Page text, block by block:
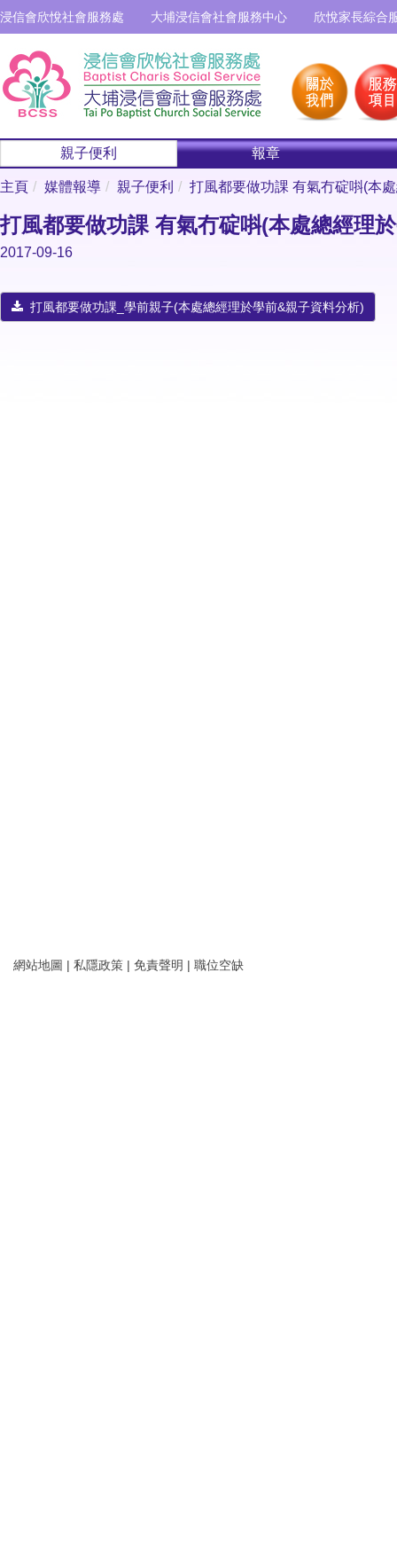
浸信會欣悅社會服務處 大埔浸信會社會服務中心 欣悅家長綜合
親子便利 報章
主頁 媒體報導 親子便利 打風都要做功課 有氣冇碇唞(本
打風都要做功課 有氣冇碇唞(本處總經理
2017-09-16
打風都要做功課_學前親子(本處總經理於學前&親子資料分析)
網站地圖 | 私隱政策 | 免責聲明 | 職位空缺